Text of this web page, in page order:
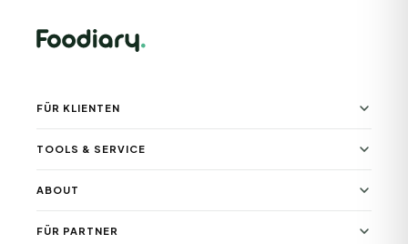
FÜR KLIENTEN
TOOLS & SERVICE
ABOUT
FÜR PARTNER